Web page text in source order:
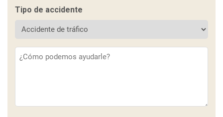
Tipo de accidente
Descripción